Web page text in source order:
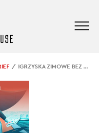
IGRZYSKA ZIMOWE BEZ SPORTÓW LETNICH